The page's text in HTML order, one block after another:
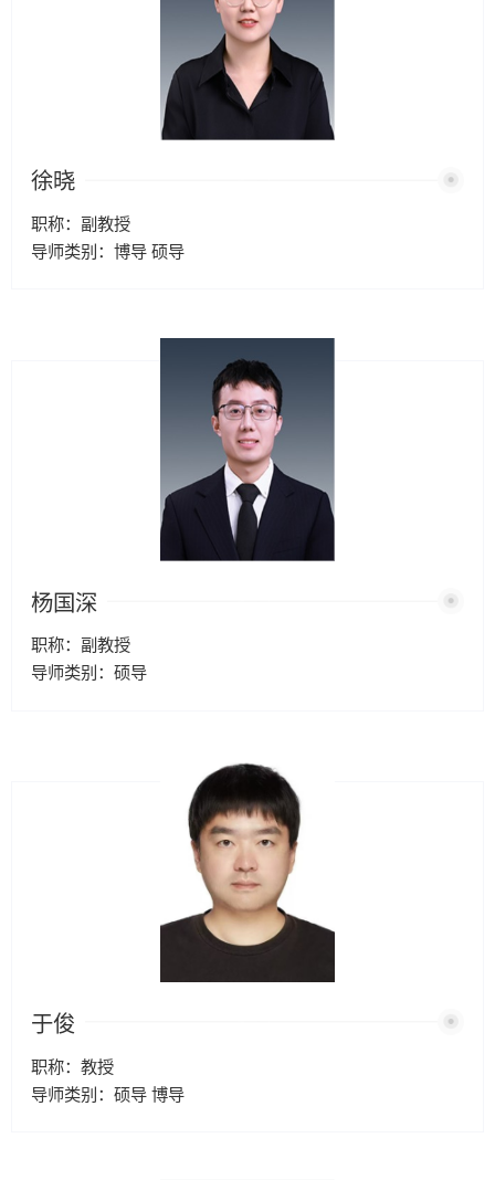
徐晓
职称：副教授
导师类别：博导 硕导
杨国深
职称：副教授
导师类别：硕导
于俊
职称：教授
导师类别：硕导 博导